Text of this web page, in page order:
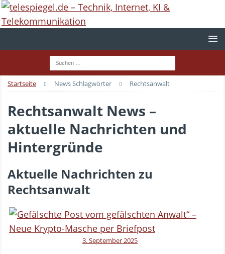
Startseite News Schlagwörter Rechtsanwalt
Rechtsanwalt News –
aktuelle Nachrichten und
Hintergründe
Aktuelle Nachrichten zu
Rechtsanwalt
3. September 2025